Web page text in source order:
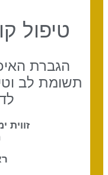
טיפול
הגברת
תשומת לב
זווית